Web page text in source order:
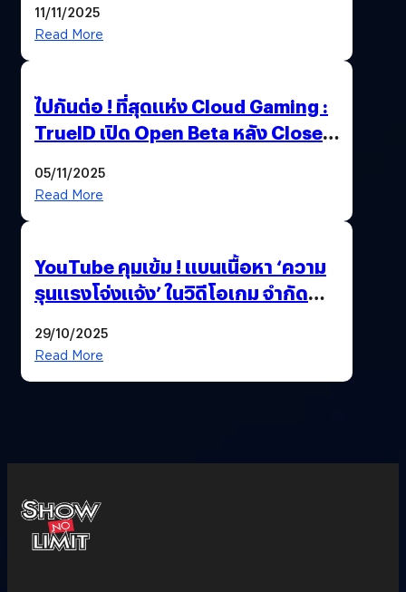
11/11/2025
Read More
ไปกันต่อ ! ที่สุดแห่ง Cloud Gaming :
TrueID เปิด Open Beta หลัง Close
Thailand Game Show 2025 ทะลุ 15
05/11/2025
Read More
YouTube คุมเข้ม ! แบนเนื้อหา ‘ความ
รุนแรงโจ่งแจ้ง’ ในวิดีโอเกม จำกัด
29/10/2025
Read More